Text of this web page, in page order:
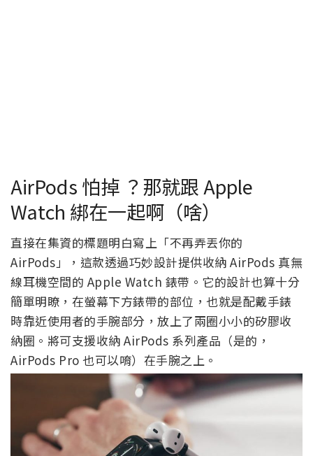
AirPods 怕掉 ？那就跟 Apple
Watch 綁在一起啊（啥）
直接在集資的標題明白寫上「不再弄丟你的
AirPods」，這款透過巧妙設計提供收納 AirPods 真無
線耳機空間的 Apple Watch 錶帶。它的設計也算十分
簡單明瞭，在螢幕下方錶帶的部位，也就是配戴手錶
時靠近使用者的手腕部分，放上了兩圈小小的矽膠收
納圈。將可支援收納 AirPods 系列產品（是的，
AirPods Pro 也可以唷）在手腕之上。